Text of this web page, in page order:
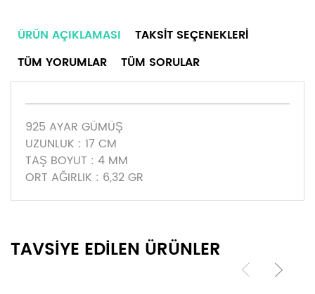
ÜRÜN AÇIKLAMASI
TAKSIT SEÇENEKLERI
TÜM YORUMLAR
TÜM SORULAR
925 AYAR GÜMÜŞ
UZUNLUK : 17 CM
TAŞ BOYUT : 4 MM
ORT AĞIRLIK : 6,32 GR
TAVSİYE EDİLEN ÜRÜNLER